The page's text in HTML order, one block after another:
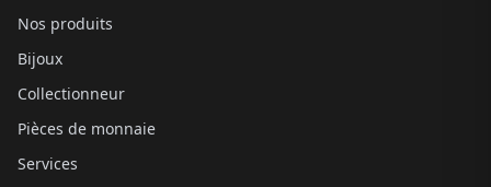
Nos produits
Bijoux
Collectionneur
Pièces de monnaie
Services